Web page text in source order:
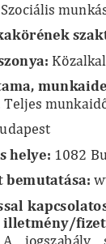
helye: 1082
bemutatása:
illetmény/
A    jogszabály